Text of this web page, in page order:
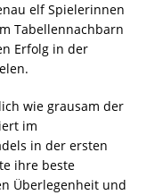
elf Spielerinnen
Tabellennachbarn
Erfolg in der
wie grausam der
im
in der ersten
ihre beste
Überlegenheit und